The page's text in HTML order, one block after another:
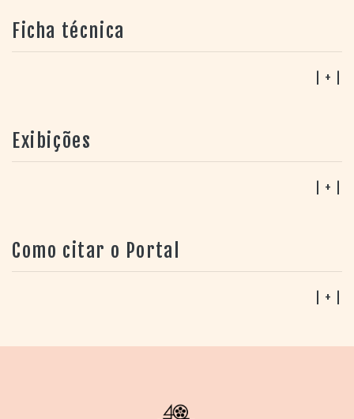
Ficha técnica
| + |
Exibições
| + |
Como citar o Portal
| + |